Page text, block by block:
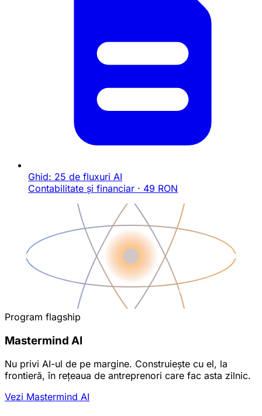
Ghid: 25 de fluxuri AI
Contabilitate și financiar · 49 RON
Program flagship
Mastermind AI
Nu privi AI-ul de pe margine. Construiește cu el, la
frontieră, în rețeaua de antreprenori care fac asta zilnic.
Vezi Mastermind AI